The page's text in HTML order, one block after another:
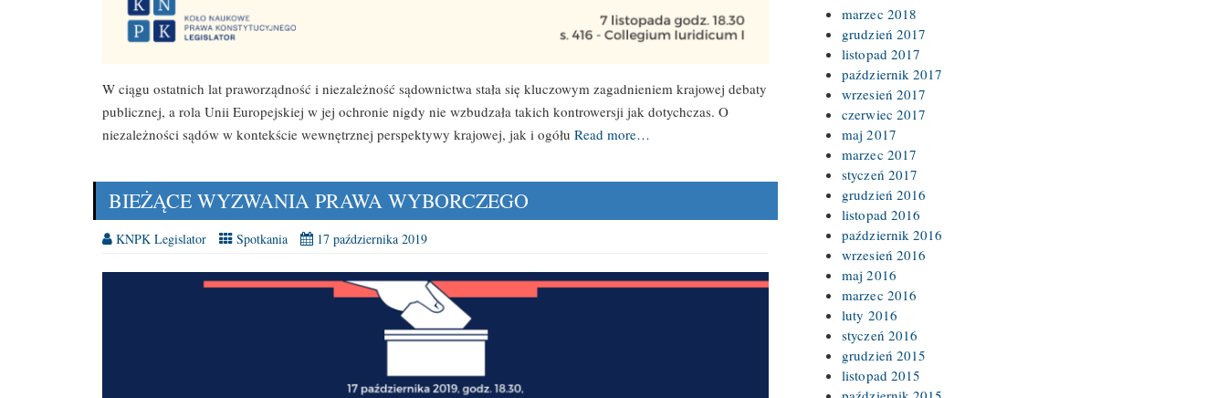
W ciągu ostatnich lat praworządność i niezależność sądownictwa stała się kluczowym zagadnieniem krajowej debaty
publicznej, a rola Unii Europejskiej w jej ochronie nigdy nie wzbudzała takich kontrowersji jak dotychczas. O
niezależności sądów w kontekście wewnętrznej perspektywy krajowej, jak i ogółu Read more…
BIEŻĄCE WYZWANIA PRAWA WYBORCZEGO
KNPK Legislator Spotkania 17 października 2019
marzec 2018
grudzień 2017
listopad 2017
październik 2017
wrzesień 2017
czerwiec 2017
maj 2017
marzec 2017
styczeń 2017
grudzień 2016
listopad 2016
październik 2016
wrzesień 2016
maj 2016
marzec 2016
luty 2016
styczeń 2016
grudzień 2015
listopad 2015